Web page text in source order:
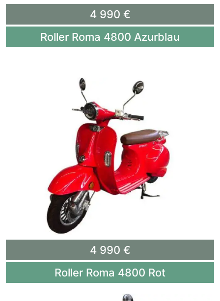
4 990 €
Roller Roma 4800 Azurblau
4 990 €
Roller Roma 4800 Rot